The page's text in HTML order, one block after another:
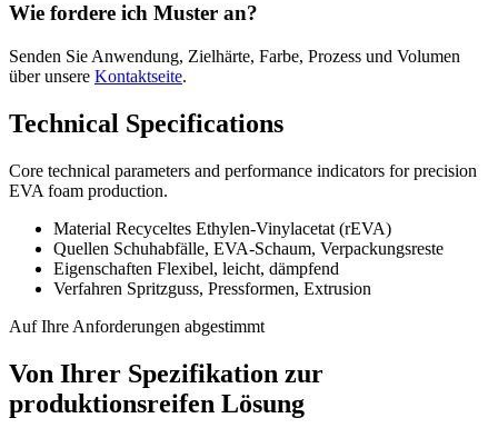
Wie fordere ich Muster an?
Senden Sie Anwendung, Zielhärte, Farbe, Prozess und Volumen
über unsere Kontaktseite.
Technical Specifications
Core technical parameters and performance indicators for precision
EVA foam production.
Material Recyceltes Ethylen-Vinylacetat (rEVA)
Quellen Schuhabfälle, EVA-Schaum, Verpackungsreste
Eigenschaften Flexibel, leicht, dämpfend
Verfahren Spritzguss, Pressformen, Extrusion
Auf Ihre Anforderungen abgestimmt
Von Ihrer Spezifikation zur
produktionsreifen Lösung